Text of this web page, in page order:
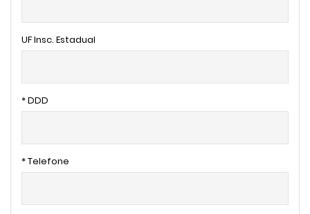
UF Insc. Estadual
* DDD
* Telefone